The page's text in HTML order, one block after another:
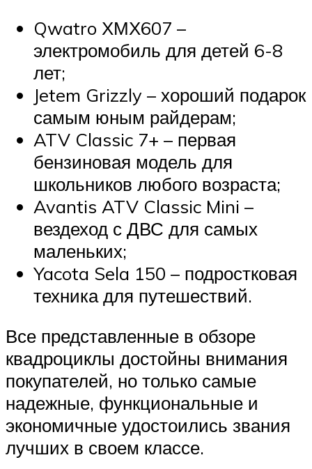
Qwatro ХМХ607 –
электромобиль для детей 6-8
лет;
Jetem Grizzly – хороший подарок
самым юным райдерам;
ATV Classic 7+ – первая
бензиновая модель для
школьников любого возраста;
Avantis ATV Classic Mini –
вездеход с ДВС для самых
маленьких;
Yacota Sela 150 – подростковая
техника для путешествий.
Все представленные в обзоре
квадроциклы достойны внимания
покупателей, но только самые
надежные, функциональные и
экономичные удостоились звания
лучших в своем классе.